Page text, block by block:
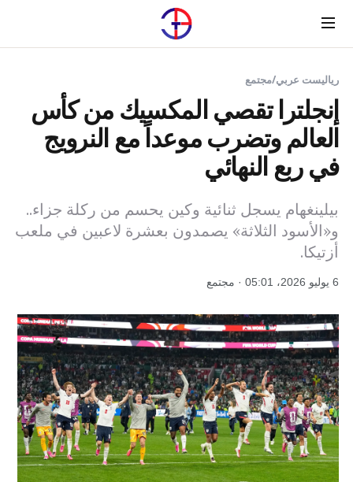
Menu
رياليست عربي/مجتمع
إنجلترا تقصي المكسيك من كأس
العالم وتضرب موعداً مع النرويج
في ربع النهائي
بيلينغهام يسجل ثنائية وكين يحسم من ركلة جزاء..
و«الأسود الثلاثة» يصمدون بعشرة لاعبين في ملعب
أزتيكا.
6 يوليو 2026، 05:01 · مجتمع